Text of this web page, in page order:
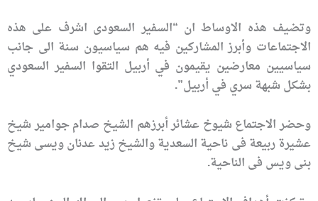
وتضیف هذه الاوساط ان “السفیر السعودی اشرف على هذه
الاجتماعات وأبرز المشارکین فیه هم سياسيون سنة الى جانب
سياسيين معارضين يقيمون في أربيل التقوا السفير السعودي
بشكل شبهة سري في أربيل”.
وحضر الاجتماع شیوخ عشائر أبرزهم الشیخ صدام جوامیر شیخ
عشیرة ربیعة فی ناحیة السعدیة والشیخ زید عدنان ویسی شیخ
بنی ویس فی الناحیة.